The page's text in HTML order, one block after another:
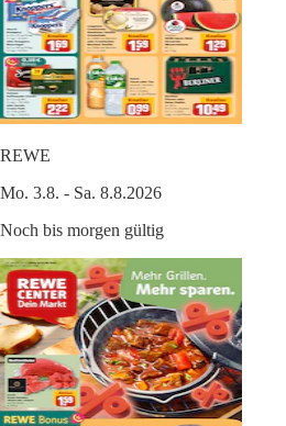
REWE
Mo. 3.8. - Sa. 8.8.2026
Noch bis morgen gültig